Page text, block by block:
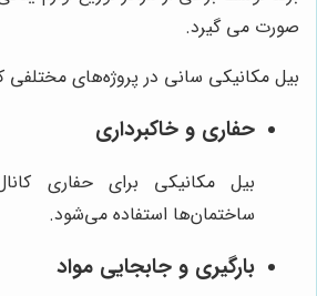
صورت می گیرد.
بیل مکانیکی سانی در پروژه‌های مختلفی
حفاری و خاکبرداری
بیل مکانیکی برای حفاری
ساختمان‌ها استفاده می‌شود.
بارگیری و جابجایی مواد